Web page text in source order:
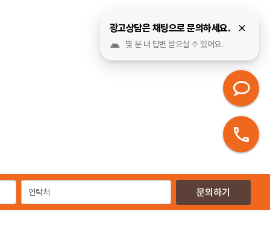
광고상담은 채팅으로 문의하세요.
몇 분 내 답변 받으실 수 있어요.